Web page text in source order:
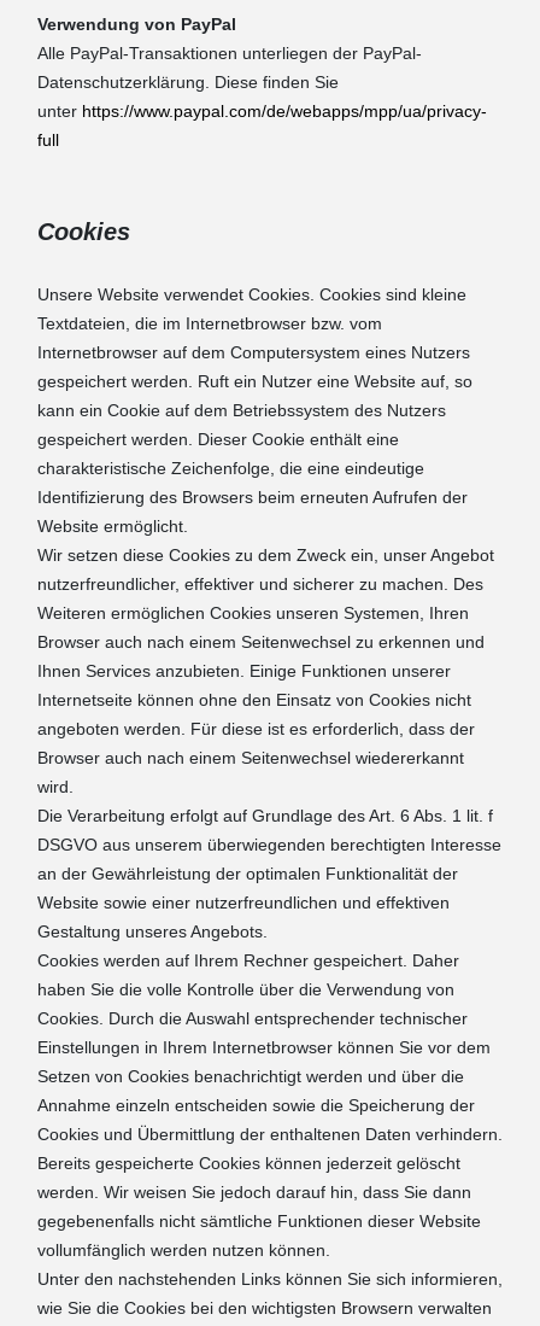
Verwendung von PayPal
Alle PayPal-Transaktionen unterliegen der PayPal-
Datenschutzerklärung. Diese finden Sie
unter https://www.paypal.com/de/webapps/mpp/ua/privacy-
full
Cookies
Unsere Website verwendet Cookies. Cookies sind kleine
Textdateien, die im Internetbrowser bzw. vom
Internetbrowser auf dem Computersystem eines Nutzers
gespeichert werden. Ruft ein Nutzer eine Website auf, so
kann ein Cookie auf dem Betriebssystem des Nutzers
gespeichert werden. Dieser Cookie enthält eine
charakteristische Zeichenfolge, die eine eindeutige
Identifizierung des Browsers beim erneuten Aufrufen der
Website ermöglicht.
Wir setzen diese Cookies zu dem Zweck ein, unser Angebot
nutzerfreundlicher, effektiver und sicherer zu machen. Des
Weiteren ermöglichen Cookies unseren Systemen, Ihren
Browser auch nach einem Seitenwechsel zu erkennen und
Ihnen Services anzubieten. Einige Funktionen unserer
Internetseite können ohne den Einsatz von Cookies nicht
angeboten werden. Für diese ist es erforderlich, dass der
Browser auch nach einem Seitenwechsel wiedererkannt
wird.
Die Verarbeitung erfolgt auf Grundlage des Art. 6 Abs. 1 lit. f
DSGVO aus unserem überwiegenden berechtigten Interesse
an der Gewährleistung der optimalen Funktionalität der
Website sowie einer nutzerfreundlichen und effektiven
Gestaltung unseres Angebots.
Cookies werden auf Ihrem Rechner gespeichert. Daher
haben Sie die volle Kontrolle über die Verwendung von
Cookies. Durch die Auswahl entsprechender technischer
Einstellungen in Ihrem Internetbrowser können Sie vor dem
Setzen von Cookies benachrichtigt werden und über die
Annahme einzeln entscheiden sowie die Speicherung der
Cookies und Übermittlung der enthaltenen Daten verhindern.
Bereits gespeicherte Cookies können jederzeit gelöscht
werden. Wir weisen Sie jedoch darauf hin, dass Sie dann
gegebenenfalls nicht sämtliche Funktionen dieser Website
vollumfänglich werden nutzen können.
Unter den nachstehenden Links können Sie sich informieren,
wie Sie die Cookies bei den wichtigsten Browsern verwalten